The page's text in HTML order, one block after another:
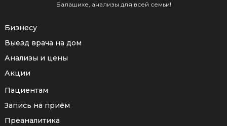
Балашихе, анализы для всей семьи!
Бизнесу
Выезд врача на дом
Анализы и цены
Акции
Пациентам
Запись на приём
Преаналитика